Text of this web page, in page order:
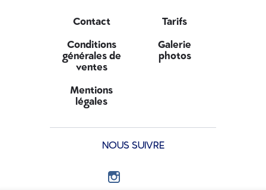
Contact Tarifs
Conditions
générales de
ventes
Galerie
photos
Mentions
légales
NOUS SUIVRE